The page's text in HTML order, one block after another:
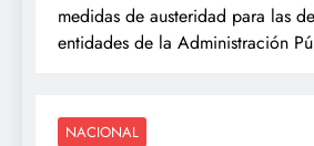
medidas de austeridad para las
entidades de la Administración
NACIONAL